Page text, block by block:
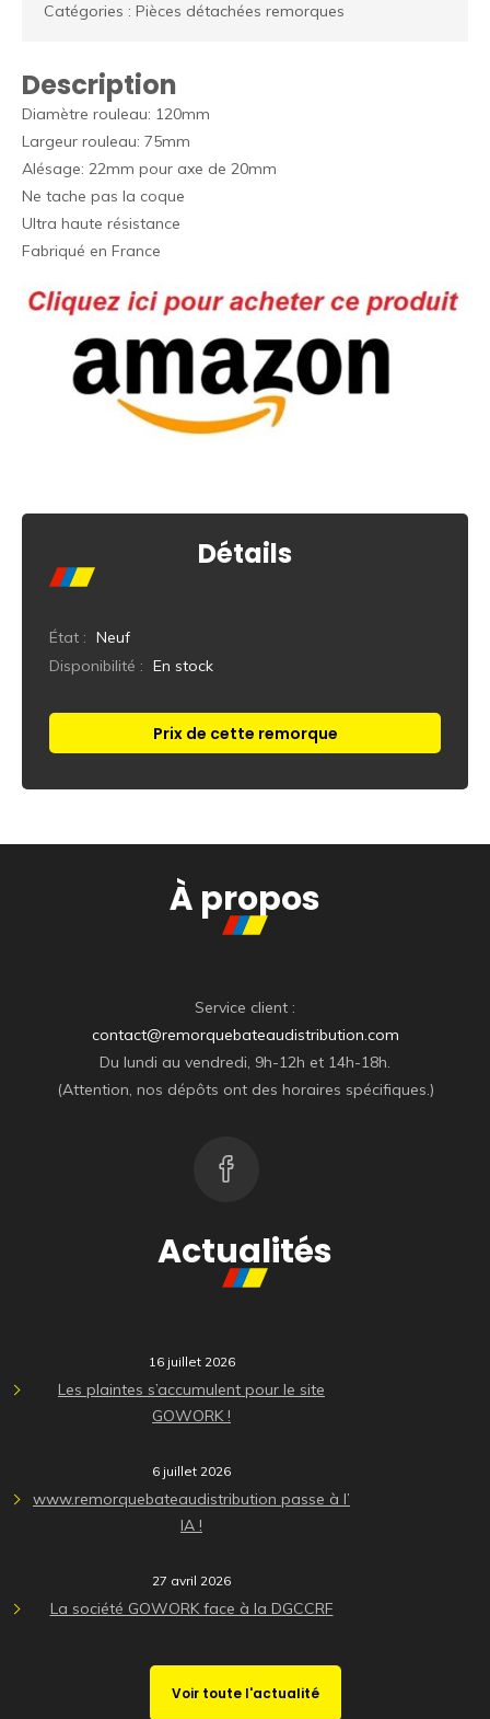
Catégories : Pièces détachées remorques
Description
Diamètre rouleau: 120mm
Largeur rouleau: 75mm
Alésage: 22mm pour axe de 20mm
Ne tache pas la coque
Ultra haute résistance
Fabriqué en France
Détails
État : Neuf
Disponibilité : En stock
Prix de cette remorque
À propos
Service client :
contact@remorquebateaudistribution.com
Du lundi au vendredi, 9h-12h et 14h-18h.
(Attention, nos dépôts ont des horaires spécifiques.)
Actualités
16 juillet 2026
Les plaintes s’accumulent pour le site
GOWORK !
6 juillet 2026
www.remorquebateaudistribution passe à l’
IA !
27 avril 2026
La société GOWORK face à la DGCCRF
Voir toute l'actualité